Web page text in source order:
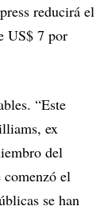
reducirá el
US$ 7 por
“Este
ex
del
el
se han